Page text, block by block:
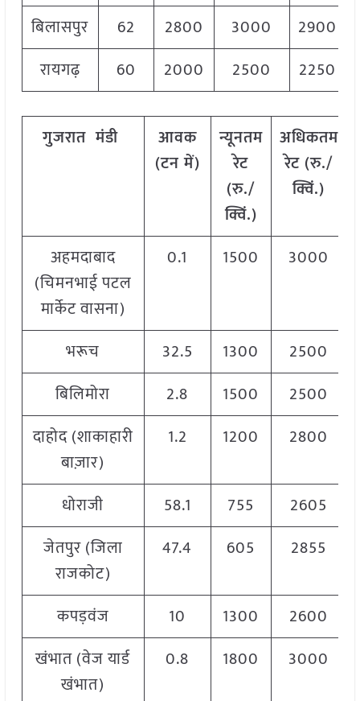
बिलासपुर
62 2800 3000
2900
रायगढ़
60 2000 2500 2250
गुजरात मंडी
आवक
(टन में)
न्यूनतम
रेट
(रु./
क्विं.)
अधिकतम
रेट (रु./
क्विं.)
अहमदाबाद
(चिमनभाई पटल
मार्केट वासना)
0.1 1500 3000
भरूच 32.5 1300 2500
बिलिमोरा
2.8 1500 2500
दाहोद (शाकाहारी
बाज़ार)
1.2 1200 2800
धोराजी 58.1 755 2605
जेतपुर (जिला
राजकोट)
47.4 605 2855
कपड़वंज 10 1300 2600
खंभात (वेज यार्ड
खंभात)
0.8 1800 3000